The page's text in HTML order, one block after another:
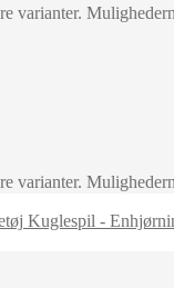
varianter.
varianter.
Kuglespil -